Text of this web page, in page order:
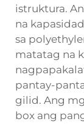
istruktura.
na
sa
matatag na
pantay-
gilid. Ang
box ang